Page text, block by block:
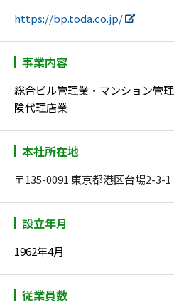
https://bp.toda.co.jp/
事業内容
総合ビル管理業・マンション管
険代理店業
本社所在地
〒135-0091 東京都港区台場2-3-
設立年月
1962年4月
従業員数